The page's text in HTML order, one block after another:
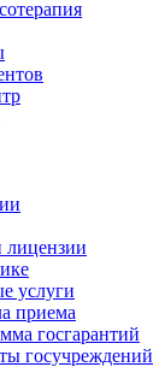
услуги
приема
госгарантий
госучреждений